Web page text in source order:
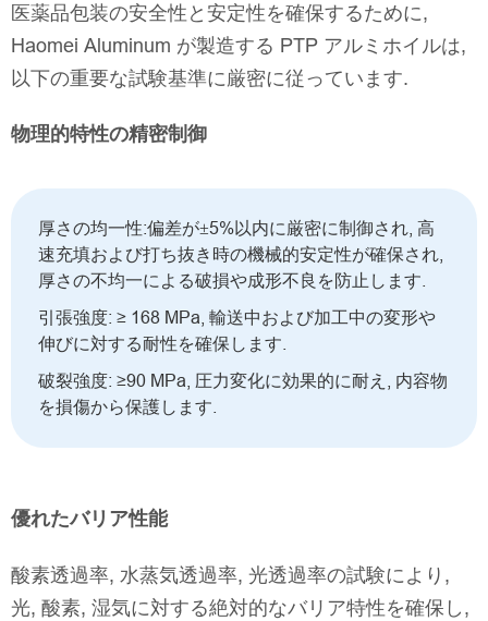
医薬品包装の安全性と安定性を確保するために,
Haomei Aluminum が製造する PTP アルミホイルは,
以下の重要な試験基準に厳密に従っています.
物理的特性の精密制御
厚さの均一性:偏差が±5%以内に厳密に制御され, 高
速充填および打ち抜き時の機械的安定性が確保され,
厚さの不均一による破損や成形不良を防止します.
引張強度: ≥ 168 MPa, 輸送中および加工中の変形や
伸びに対する耐性を確保します.
破裂強度: ≥90 MPa, 圧力変化に効果的に耐え, 内容物
を損傷から保護します.
優れたバリア性能
酸素透過率, 水蒸気透過率, 光透過率の試験により,
光, 酸素, 湿気に対する絶対的なバリア特性を確保し,